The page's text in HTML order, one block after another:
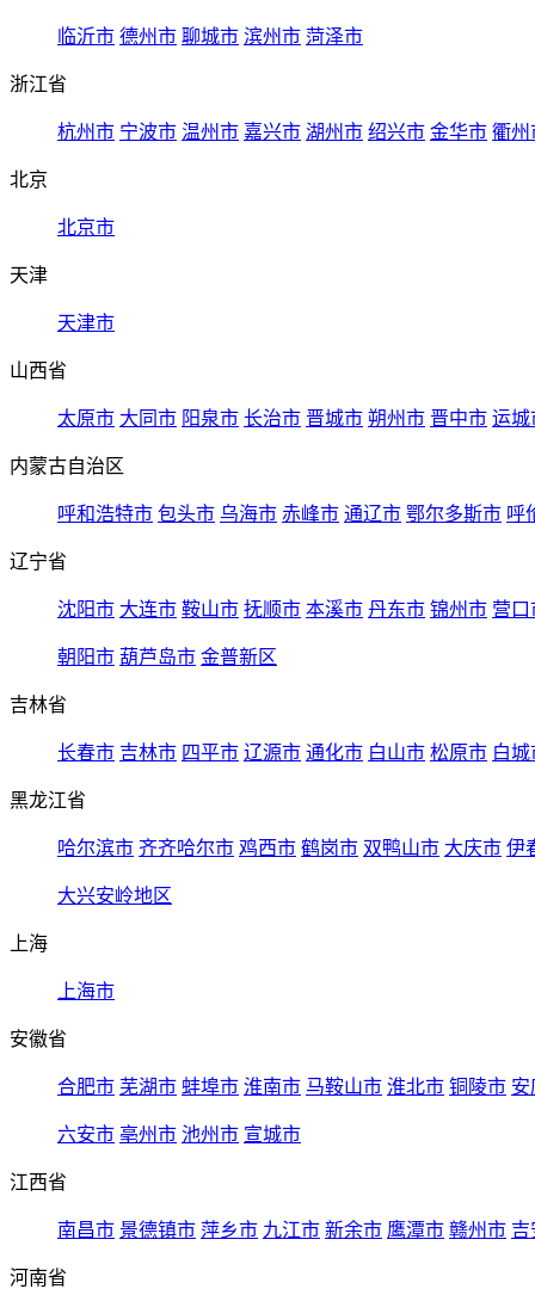
临沂市 德州市 聊城市 滨州市 菏泽市
浙江省
杭州市 宁波市 温州市 嘉兴市 湖州市 绍兴市 金华市 衢州
北京
北京市
天津
天津市
山西省
太原市 大同市 阳泉市 长治市 晋城市 朔州市 晋中市 运城
内蒙古自治区
呼和浩特市 包头市 乌海市 赤峰市 通辽市 鄂尔多斯市 呼
辽宁省
沈阳市 大连市 鞍山市 抚顺市 本溪市 丹东市 锦州市 营口
朝阳市 葫芦岛市 金普新区
吉林省
长春市 吉林市 四平市 辽源市 通化市 白山市 松原市 白城
黑龙江省
哈尔滨市 齐齐哈尔市 鸡西市 鹤岗市 双鸭山市 大庆市 伊
大兴安岭地区
上海
上海市
安徽省
合肥市 芜湖市 蚌埠市 淮南市 马鞍山市 淮北市 铜陵市 安
六安市 亳州市 池州市 宣城市
江西省
南昌市 景德镇市 萍乡市 九江市 新余市 鹰潭市 赣州市 吉
河南省